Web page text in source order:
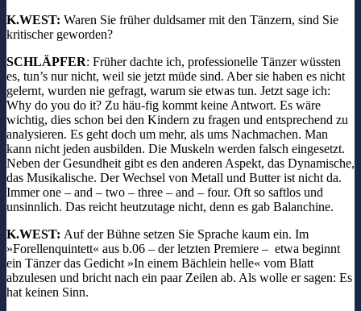
K.WEST: Waren Sie früher duldsamer mit den Tänzern, sind Sie
kritischer geworden?
SCHLÄPFER: Früher dachte ich, professionelle Tänzer wüssten
es, tun’s nur nicht, weil sie jetzt müde sind. Aber sie haben es nicht
gelernt, wurden nie gefragt, warum sie etwas tun. Jetzt sage ich:
Why do you do it? Zu häu-fig kommt keine Antwort. Es wäre
wichtig, dies schon bei den Kindern zu fragen und entsprechend zu
analysieren. Es geht doch um mehr, als ums Nachmachen. Man
kann nicht jeden ausbilden. Die Muskeln werden falsch eingesetzt.
Neben der Gesundheit gibt es den anderen Aspekt, das Dynamische,
das Musikalische. Der Wechsel von Metall und Butter ist nicht da.
Immer one – and – two – three – and – four. Oft so saftlos und
unsinnlich. Das reicht heutzutage nicht, denn es gab Balanchine.
K.WEST: Auf der Bühne setzen Sie Sprache kaum ein. Im
»Forellenquintett« aus b.06 – der letzten Premiere – etwa beginnt
ein Tänzer das Gedicht »In einem Bächlein helle« vom Blatt
abzulesen und bricht nach ein paar Zeilen ab. Als wolle er sagen: Es
hat keinen Sinn.